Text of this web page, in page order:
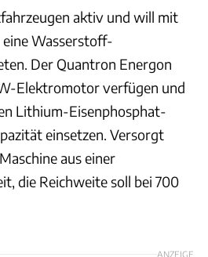
aktiv und will mit
Wasserstoff-
Der Quantron Energon
Elektromotor verfügen und
Lithium-Eisenphosphat-
einsetzen. Versorgt
aus einer
die Reichweite soll bei 700
ANZEIGE